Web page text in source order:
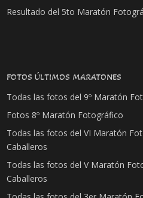
Resultado del 5to Maratón
FOTOS ÚLTIMOS MARATONES
Todas las fotos del 9º Maratón
Fotos 8º Maratón Fotográfico
Todas las fotos del VI Maratón
Caballeros
Todas las fotos del V Maratón
Caballeros